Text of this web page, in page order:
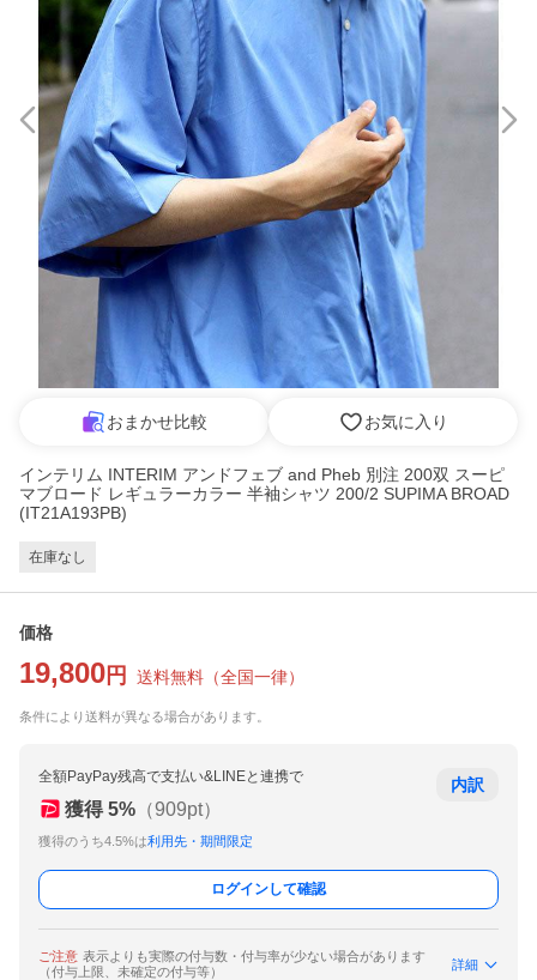
おまかせ比較 お気に入り
インテリム INTERIM アンドフェブ and Pheb 別注 200双 スーピ
マブロード レギュラーカラー 半袖シャツ 200/2 SUPIMA BROAD
(IT21A193PB)
在庫なし
価格
19,800 円 送料無料 （全国一律）
条件により送料が異なる場合があります。
全額PayPay残高で支払い&LINEと連携で
獲得 5% （909pt）
獲得のうち4.5%は利用先・期間限定
内訳
ログインして確認
ご注意 表示よりも実際の付与数・付与率が少ない場合があります
（付与上限、未確定の付与等）
詳細